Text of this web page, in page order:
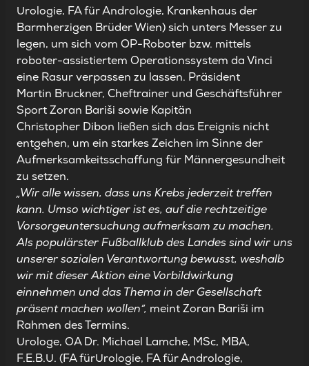
Urologie, FA für Andrologie, Krankenhaus der
Barmherzigen Brüder Wien) sich unters Messer zu
legen, um sich vom OP-Roboter bzw. mittels
roboter-assistiertem Operationssystem da Vinci
eine Rasur verpassen zu lassen. Präsident
Martin Bruckner, Cheftrainer und Geschäftsführer
Sport Zoran Bariši sowie Kapitän
Christopher Dibon ließen sich das Ereignis nicht
entgehen, um ein starkes Zeichen im Sinne der
Aufmerksamkeitsschaffung für Männergesundheit
zu setzen.
„Wir alle wissen, dass uns Krebs jederzeit treffen
kann. Umso wichtiger ist es, auf die rechtzeitige
Vorsorgeuntersuchung aufmerksam zu machen.
Als populärster Fußballklub des Landes sind wir uns
unserer sozialen Verantwortung bewusst, weshalb
wir mit dieser Aktion eine Vorbildwirkung
einnehmen und das Thema in der Gesellschaft
präsent machen wollen“, meint Zoran Bariši im
Rahmen des Termins.
Urologe, OA Dr. Michael Lamche, MSc, MBA,
F.E.B.U. (FA fürUrologie, FA für Andrologie,